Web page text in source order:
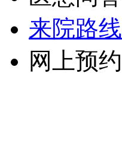
来院路线
网上预约